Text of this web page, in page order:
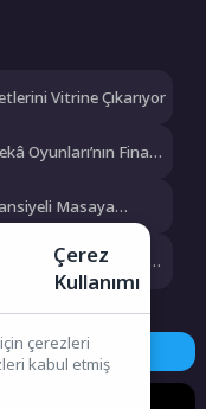
Vitrine Çıkarıyor
Oyunları’nın Final
Masaya
İşyeri” Sertifikasını
Twitter
Çerez
Kullanımı
çerezleri
kabul etmiş